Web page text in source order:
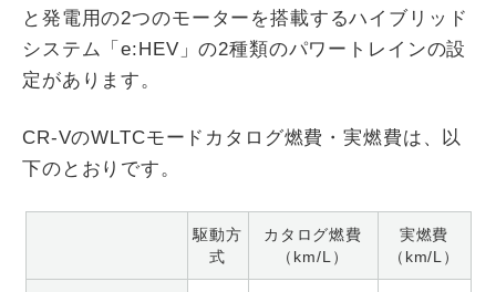
と発電用の2つのモーターを搭載するハイブリッド
システム「e:HEV」の2種類のパワートレインの設
定があります。
CR-VのWLTCモードカタログ燃費・実燃費は、以
下のとおりです。
駆動方
式
カタログ燃費
（km/L）
実燃費
（km/L）